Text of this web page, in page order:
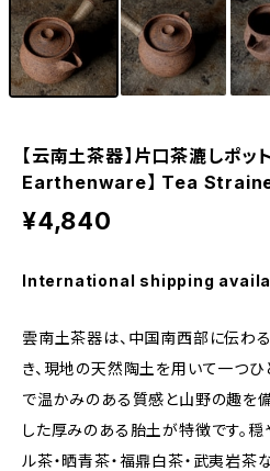
【云南土茶器】片口茶漉しポ
Earthenware】 Tea
¥4,840
International shipping
雲南土茶器は、中国南西部に伝わ
き、現地の天然陶土を用いて一つひ
で温かみのある質感と山野の趣を
した厚みのある胎土が特徴です。穏
ル茶・晒青茶・福鼎白茶・武夷岩茶